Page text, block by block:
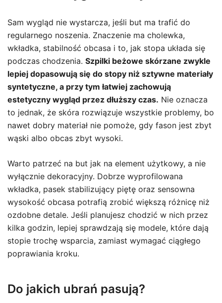
Sam wygląd nie wystarcza, jeśli but ma trafić do
regularnego noszenia. Znaczenie ma cholewka,
wkładka, stabilność obcasa i to, jak stopa układa się
podczas chodzenia. Szpilki beżowe skórzane zwykle
lepiej dopasowują się do stopy niż sztywne materiały
syntetyczne, a przy tym łatwiej zachowują
estetyczny wygląd przez dłuższy czas. Nie oznacza
to jednak, że skóra rozwiązuje wszystkie problemy, bo
nawet dobry materiał nie pomoże, gdy fason jest zbyt
wąski albo obcas zbyt wysoki.
Warto patrzeć na but jak na element użytkowy, a nie
wyłącznie dekoracyjny. Dobrze wyprofilowana
wkładka, pasek stabilizujący piętę oraz sensowna
wysokość obcasa potrafią zrobić większą różnicę niż
ozdobne detale. Jeśli planujesz chodzić w nich przez
kilka godzin, lepiej sprawdzają się modele, które dają
stopie trochę wsparcia, zamiast wymagać ciągłego
poprawiania kroku.
Do jakich ubrań pasują?